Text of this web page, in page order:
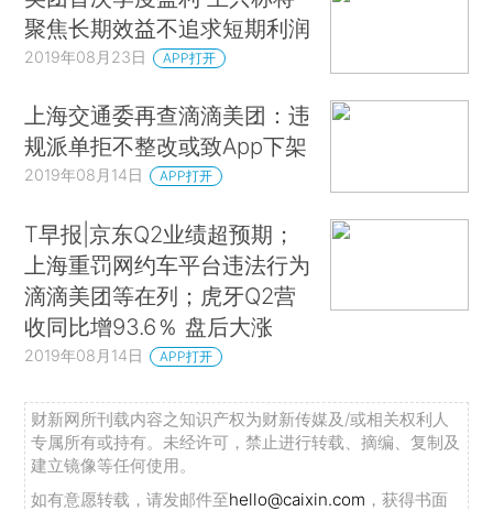
聚焦长期效益不追求短期利润
2019年08月23日 APP打开
上海交通委再查滴滴美团：违
规派单拒不整改或致App下架
2019年08月14日 APP打开
T早报|京东Q2业绩超预期；
上海重罚网约车平台违法行为
滴滴美团等在列；虎牙Q2营
收同比增93.6％ 盘后大涨
2019年08月14日 APP打开
财新网所刊载内容之知识产权为财新传媒及/或相关权利人
专属所有或持有。未经许可，禁止进行转载、摘编、复制及
建立镜像等任何使用。
如有意愿转载，请发邮件至hello@caixin.com ，获得书面